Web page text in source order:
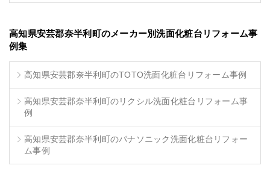
高知県安芸郡奈半利町のメーカー別洗面化粧台リフォーム事
例集
高知県安芸郡奈半利町のTOTO洗面化粧台リフォーム事例
高知県安芸郡奈半利町のリクシル洗面化粧台リフォーム事
例
高知県安芸郡奈半利町のパナソニック洗面化粧台リフォー
ム事例